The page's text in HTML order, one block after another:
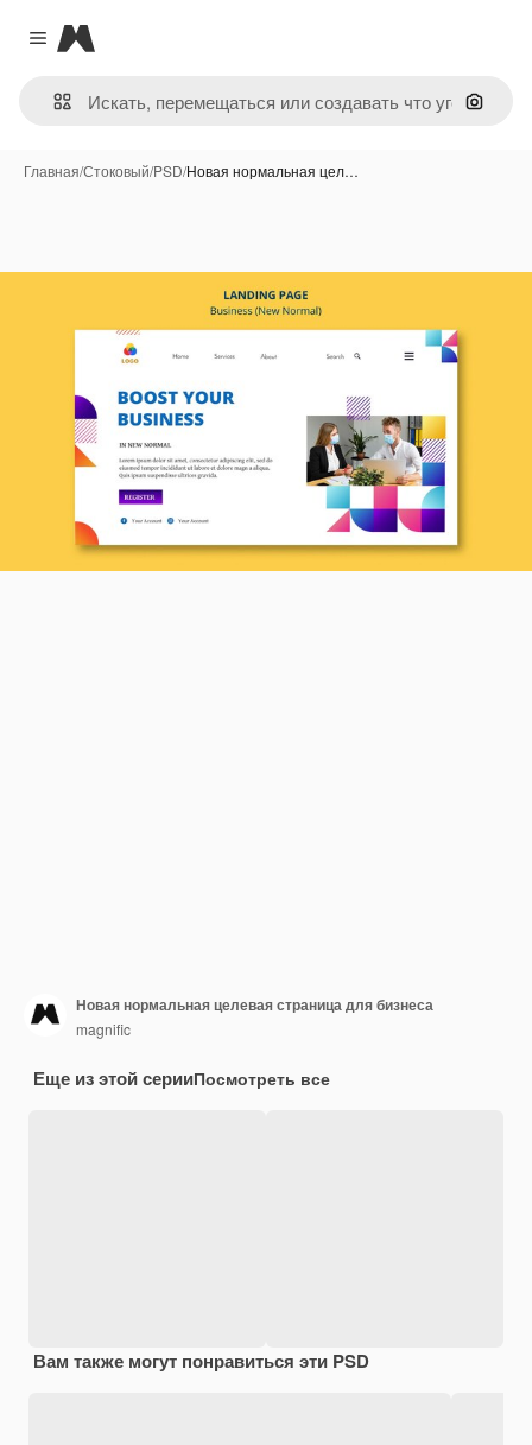
Close menu
Magnific
Поиск
Главная/Стоковый/PSD/Новая нормальная цел…
Новая нормальная целевая страница для бизнеса
magnific
Еще из этой серииПосмотреть все
Вам также могут понравиться эти PSD